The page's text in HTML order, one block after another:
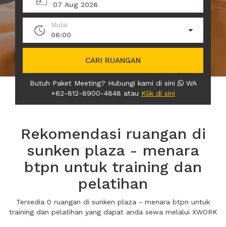
07 Aug 2026
Mulai
06:00
CARI RUANGAN
Butuh Paket Meeting? Hubungi kami di sini
WA
+62-812-8900-4848 atau Klik di sini
Rekomendasi ruangan di
sunken plaza - menara
btpn untuk training dan
pelatihan
Tersedia 0 ruangan di sunken plaza - menara btpn untuk
training dan pelatihan yang dapat anda sewa melalui XWORK